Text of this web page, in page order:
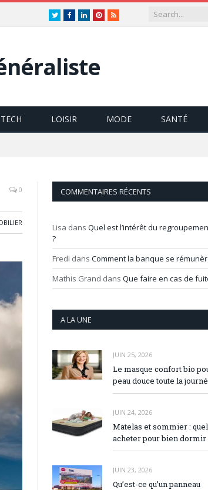
TwitterFacebookLinkedInPinterest
RSS
LOISIR MODE SANTÉ
0 COMMENTAIRES RÉCENTS
Lisa dans Quel est l’intérêt du
?
Fredi dans Comment la banque se
Mathis Grand dans Que faire en cas de
A LA UNE
JUIN 25, 2026
Le masque confort bio
peau douce toute la
JUIN 24, 2026
Matelas et sommier :
acheter pour bien dormir
JUIN 23, 2026
Qu’est-ce qu’un panneau